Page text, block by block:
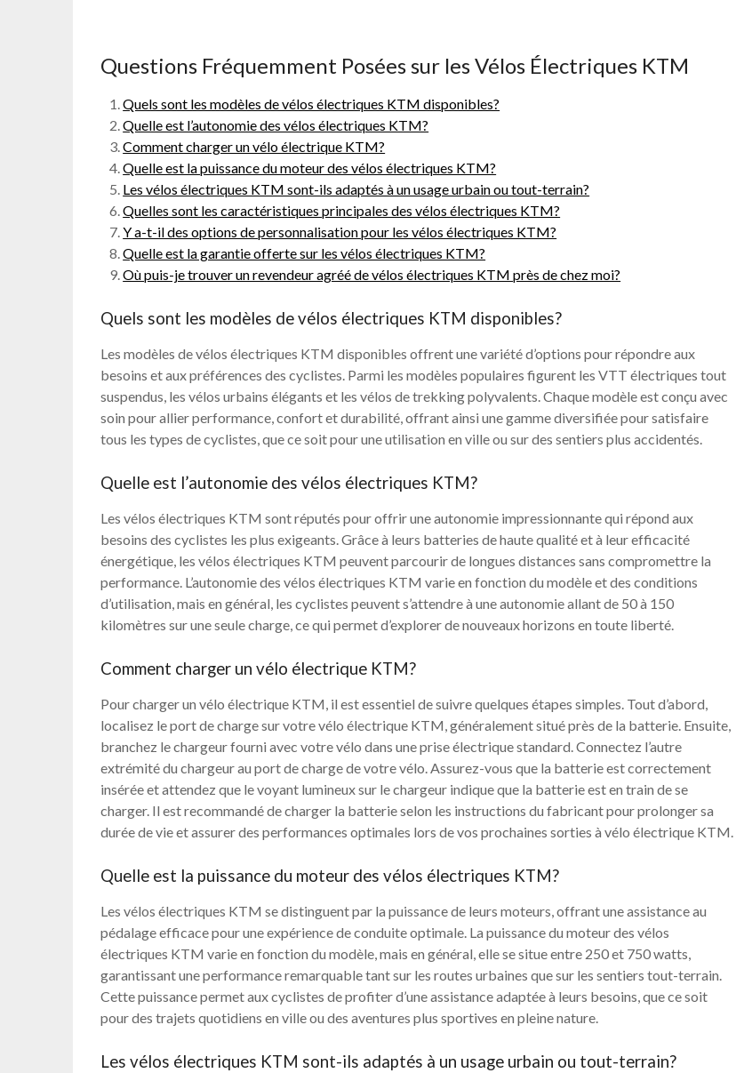
Questions Fréquemment Posées sur les Vélos Électriques KTM
Quels sont les modèles de vélos électriques KTM disponibles?
Quelle est l’autonomie des vélos électriques KTM?
Comment charger un vélo électrique KTM?
Quelle est la puissance du moteur des vélos électriques KTM?
Les vélos électriques KTM sont-ils adaptés à un usage urbain ou tout-terrain?
Quelles sont les caractéristiques principales des vélos électriques KTM?
Y a-t-il des options de personnalisation pour les vélos électriques KTM?
Quelle est la garantie offerte sur les vélos électriques KTM?
Où puis-je trouver un revendeur agréé de vélos électriques KTM près de chez moi?
Quels sont les modèles de vélos électriques KTM disponibles?
Les modèles de vélos électriques KTM disponibles offrent une variété d’options pour répondre aux
besoins et aux préférences des cyclistes. Parmi les modèles populaires figurent les VTT électriques tout
suspendus, les vélos urbains élégants et les vélos de trekking polyvalents. Chaque modèle est conçu avec
soin pour allier performance, confort et durabilité, offrant ainsi une gamme diversifiée pour satisfaire
tous les types de cyclistes, que ce soit pour une utilisation en ville ou sur des sentiers plus accidentés.
Quelle est l’autonomie des vélos électriques KTM?
Les vélos électriques KTM sont réputés pour offrir une autonomie impressionnante qui répond aux
besoins des cyclistes les plus exigeants. Grâce à leurs batteries de haute qualité et à leur efficacité
énergétique, les vélos électriques KTM peuvent parcourir de longues distances sans compromettre la
performance. L’autonomie des vélos électriques KTM varie en fonction du modèle et des conditions
d’utilisation, mais en général, les cyclistes peuvent s’attendre à une autonomie allant de 50 à 150
kilomètres sur une seule charge, ce qui permet d’explorer de nouveaux horizons en toute liberté.
Comment charger un vélo électrique KTM?
Pour charger un vélo électrique KTM, il est essentiel de suivre quelques étapes simples. Tout d’abord,
localisez le port de charge sur votre vélo électrique KTM, généralement situé près de la batterie. Ensuite,
branchez le chargeur fourni avec votre vélo dans une prise électrique standard. Connectez l’autre
extrémité du chargeur au port de charge de votre vélo. Assurez-vous que la batterie est correctement
insérée et attendez que le voyant lumineux sur le chargeur indique que la batterie est en train de se
charger. Il est recommandé de charger la batterie selon les instructions du fabricant pour prolonger sa
durée de vie et assurer des performances optimales lors de vos prochaines sorties à vélo électrique KTM.
Quelle est la puissance du moteur des vélos électriques KTM?
Les vélos électriques KTM se distinguent par la puissance de leurs moteurs, offrant une assistance au
pédalage efficace pour une expérience de conduite optimale. La puissance du moteur des vélos
électriques KTM varie en fonction du modèle, mais en général, elle se situe entre 250 et 750 watts,
garantissant une performance remarquable tant sur les routes urbaines que sur les sentiers tout-terrain.
Cette puissance permet aux cyclistes de profiter d’une assistance adaptée à leurs besoins, que ce soit
pour des trajets quotidiens en ville ou des aventures plus sportives en pleine nature.
Les vélos électriques KTM sont-ils adaptés à un usage urbain ou tout-terrain?